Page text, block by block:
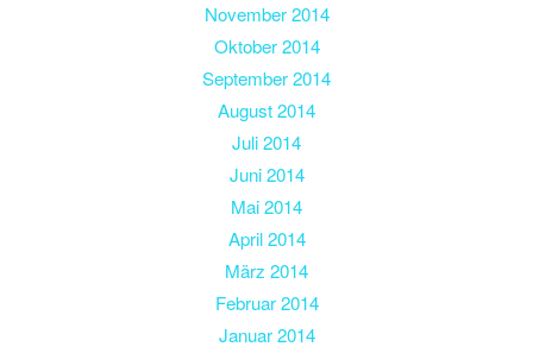
November 2014
Oktober 2014
September 2014
August 2014
Juli 2014
Juni 2014
Mai 2014
April 2014
März 2014
Februar 2014
Januar 2014